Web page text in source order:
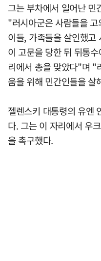
그는 부차에서 일어난 민
"러시아군은 사람들을
이들, 가족들을 살인했고
이 고문을 당한 뒤 뒤통
리에서 총을 맞았다"며 "
움을 위해 민간인들을 살
젤렌스키 대통령의 유엔
다. 그는 이 자리에서 우
을 촉구했다.